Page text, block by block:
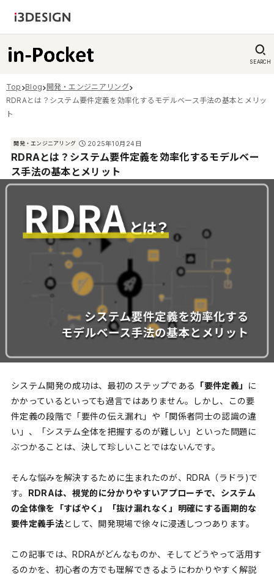
SEARCH
Top Blog
開発・エンジニアリング
RDRAとは？システム要件定義を効率化するモデルベース手法の基本とメリッ
ト
開発・エンジニアリング 2025年10月24日
RDRAとは？システム要件定義を効率化するモデルベー
ス手法の基本とメリット
システム開発の成功は、最初のステップである 「要件定義」 に
かかっているといっても過言ではありません。しかし、この要
件定義の段階で「要件の伝え漏れ」や「関係者同士の認識の違
い」、「システム全体を把握するのが難しい」といった問題に
ぶつかることは、決して珍しいことではないんです。
そんな悩みを解決するために生まれたのが、RDRA（ラドラ)で
す。 RDRAは、視覚的に分かりやすいアプローチで、システム
の全体像を「すばやく」「抜け漏れなく」明確にする画期的な
要件定義手法として、開発現場で徐々に浸透しつつあります。
この記事では、RDRAがどんなものか、そしてどうやって活用す
るのかを、初心者の方でも理解できるようにわかりやすく解説